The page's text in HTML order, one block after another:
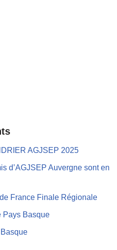
AGJSEP 2025
d’AGJSEP Auvergne sont en
France Finale Régionale
Pays Basque